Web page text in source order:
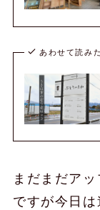
あわせて読み
まだまだア
ですが今日